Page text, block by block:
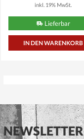
inkl. 19% MwSt.
Lieferbar
NEWSLETTER